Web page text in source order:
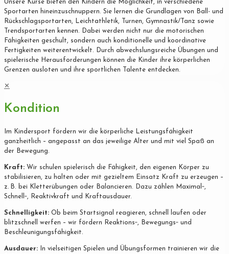
Unsere Kurse bieten den Kindern die Möglichkeit, in verschiedene
Sportarten hineinzuschnuppern. Sie lernen die Grundlagen von Ball- und
Rückschlagsportarten, Leichtathletik, Turnen, Gymnastik/Tanz sowie
Trendsportarten kennen. Dabei werden nicht nur die motorischen
Fähigkeiten geschult, sondern auch konditionelle und koordinative
Fertigkeiten weiterentwickelt. Durch abwechslungsreiche Übungen und
spielerische Herausforderungen können die Kinder ihre körperlichen
Grenzen ausloten und ihre sportlichen Talente entdecken.
✕
Kondition
Im Kindersport fördern wir die körperliche Leistungsfähigkeit
ganzheitlich – angepasst an das jeweilige Alter und mit viel Spaß an
der Bewegung.
Kraft: Wir schulen spielerisch die Fähigkeit, den eigenen Körper zu
stabilisieren, zu halten oder mit gezieltem Einsatz Kraft zu erzeugen –
z. B. bei Kletterübungen oder Balancieren. Dazu zählen Maximal‐,
Schnell‐, Reaktivkraft und Kraftausdauer.
Schnelligkeit: Ob beim Startsignal reagieren, schnell laufen oder
blitzschnell werfen – wir fördern Reaktions‐, Bewegungs‐ und
Beschleunigungsfähigkeit.
Ausdauer: In vielseitigen Spielen und Übungsformen trainieren wir die